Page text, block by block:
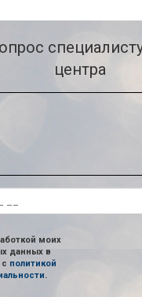
центра
моих
данных в
политикой
.